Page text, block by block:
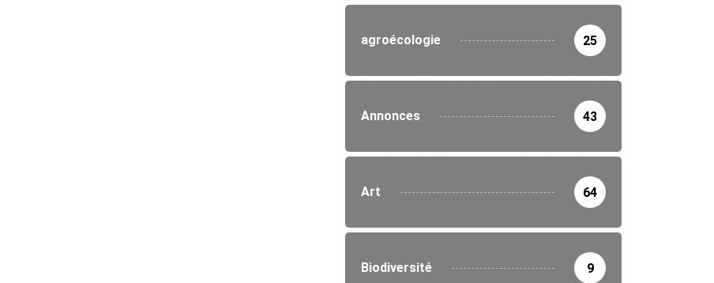
agroécologie 25
Annonces 43
Art 64
Biodiversité 9